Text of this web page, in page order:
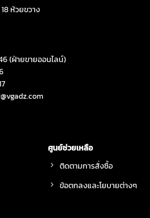
ห้วยขวาง
(ฝ่ายขายออนไลน์)
ศูนย์ช่วยเหลือ
ติดตามการสั่งซื้อ
ข้อตกลงและโยบายต่างๆ